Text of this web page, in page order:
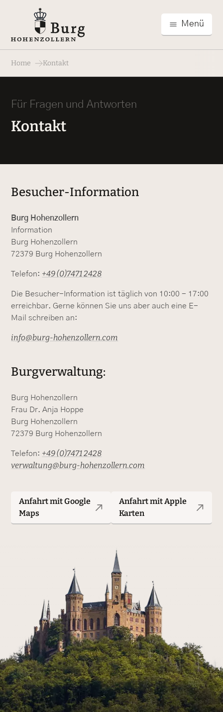
Menü
Home Kontakt
Für Fragen und Antworten
Kontakt
Besucher-Information
Burg Hohenzollern
Information
Burg Hohenzollern
72379 Burg Hohenzollern
Telefon: +49 (0)7471 2428
Die Besucher-Information ist täglich von 10:00 - 17:00
erreichbar. Gerne können Sie uns aber auch eine E-
Mail schreiben an:
info@burg-hohenzollern.com
Burgverwaltung:
Burg Hohenzollern
Frau Dr. Anja Hoppe
Burg Hohenzollern
72379 Burg Hohenzollern
Telefon: +49 (0)7471 2428
verwaltung@burg-hohenzollern.com
Anfahrt mit Google
Maps
Anfahrt mit Apple
Karten